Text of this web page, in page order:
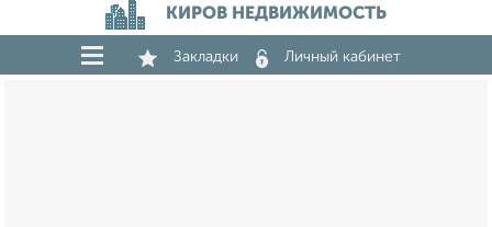
КИРОВ НЕДВИЖИМОСТЬ
Закладки Личный кабинет